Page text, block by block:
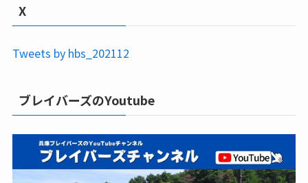
X
Tweets by hbs_202112
ブレイバーズのYoutube